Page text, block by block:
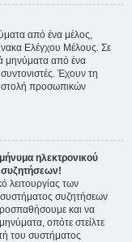
από ένα μέλος,
Ελέγχου Μέλους. Σε
μηνύματα από ένα
Έχουν τη
προσωπικών
ηλεκτρονικού
συζητήσεων!
λειτουργίας των
συζητήσεων
και να
οπότε στείλτε
του συστήματος